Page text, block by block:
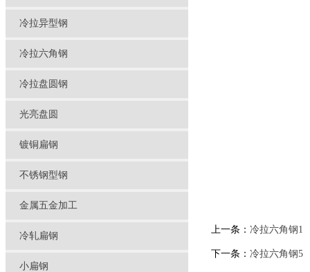
冷拉异型钢
冷拉六角钢
冷拉盘圆钢
光亮盘圆
镀铜扁钢
不锈钢型钢
金属五金加工
冷轧扁钢
小扁钢
上一条： 冷拉六角钢1
下一条： 冷拉六角钢5